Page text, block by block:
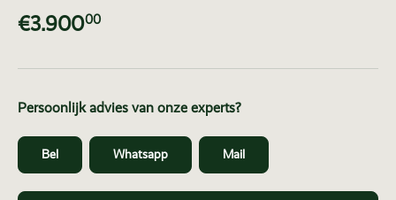
€3.90000
Persoonlijk advies van onze experts?
Bel Whatsapp Mail